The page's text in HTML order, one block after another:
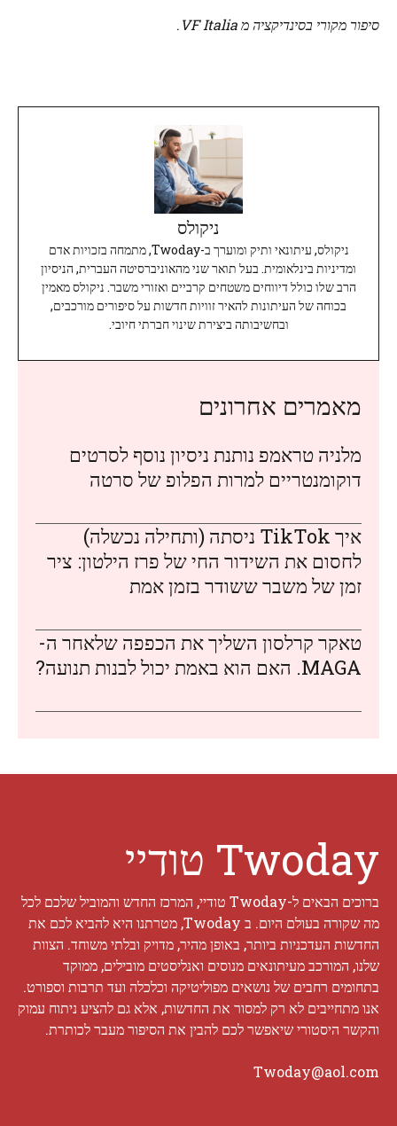
סיפור מקורי בסינדיקציה מVF Italia
.
ניקולס
ניקולס, עיתונאי ותיק ומוערך ב-Twoday, מתמחה בזכויות אדם
ומדיניות בינלאומית. בעל תואר שני מהאוניברסיטה העברית, הניסיון
הרב שלו כולל דיווחים משטחים קרביים ואזורי משבר. ניקולס מאמין
בכוחה של העיתונות להאיר זוויות חדשות על סיפורים מורכבים,
ובחשיבותה ביצירת שינוי חברתי חיובי.
מאמרים אחרונים
מלניה טראמפ נותנת ניסיון נוסף לסרטים
דוקומנטריים למרות הפלופ של סרטה
איך TikTok ניסתה (ותחילה נכשלה)
לחסום את השידור החי של פרז הילטון: ציר
זמן של משבר ששודר בזמן אמת
טאקר קרלסון השליך את הכפפה שלאחר ה-
MAGA. האם הוא באמת יכול לבנות תנועה?
Twoday טודיי
ברוכים הבאים ל-Twoday טודיי, המרכז החדש והמוביל שלכם לכל
מה שקורה בעולם היום. ב Twoday, מטרתנו היא להביא לכם את
החדשות העדכניות ביותר, באופן מהיר, מדויק ובלתי משוחד. הצוות
שלנו, המורכב מעיתונאים מנוסים ואנליסטים מובילים, ממוקד
בתחומים רחבים של נושאים מפוליטיקה וכלכלה ועד תרבות וספורט.
אנו מתחייבים לא רק למסור את החדשות, אלא גם להציע ניתוח עמוק
והקשר היסטורי שיאפשר לכם להבין את הסיפור מעבר לכותרת.
Twoday@aol.com